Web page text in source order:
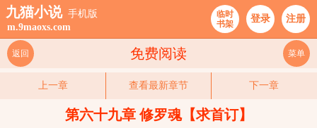
九猫小说 手机版
m.9maoxs.com
临时
书架
登录 注册
免费阅读
返回 菜单
上一章 查看最新章节 下一章
第六十九章 修罗魂【求首订】